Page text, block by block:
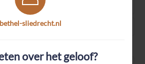
bethel-sliedrecht.nl
over het geloof?